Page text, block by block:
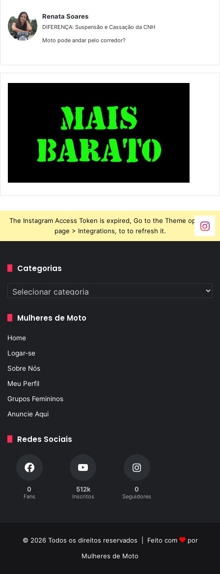
Renata Soares
DIFERENÇA: Suspensão e Cassação da CNH
Moto pode andar pelo corredor?
The Instagram Access Token is expired, Go to the Theme options
page > Integrations, to to refresh it.
Categorias
Categorias
Mulheres de Moto
Home
Logar-se
Sobre Nós
Meu Perfil
Grupos Femininos
Anuncie Aqui
Redes Sociais
0
Fans
512k
Inscritos
0
Seguidores
© 2026 Todos os direitos reservados | Feito com
por
Mulheres de Moto